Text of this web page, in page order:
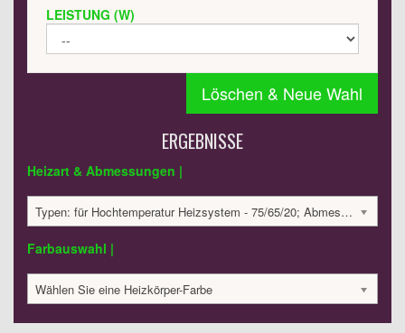
LEISTUNG (W)
Löschen & Neue Wahl
ERGEBNISSE
Heizart & Abmessungen |
Typen: für Hochtemperatur Heizsystem - 75/65/20; Abmessungen: 2200x500x30 mm; 982 Watt:; 8164.39 €
Farbauswahl |
Wählen Sie eine Heizkörper-Farbe